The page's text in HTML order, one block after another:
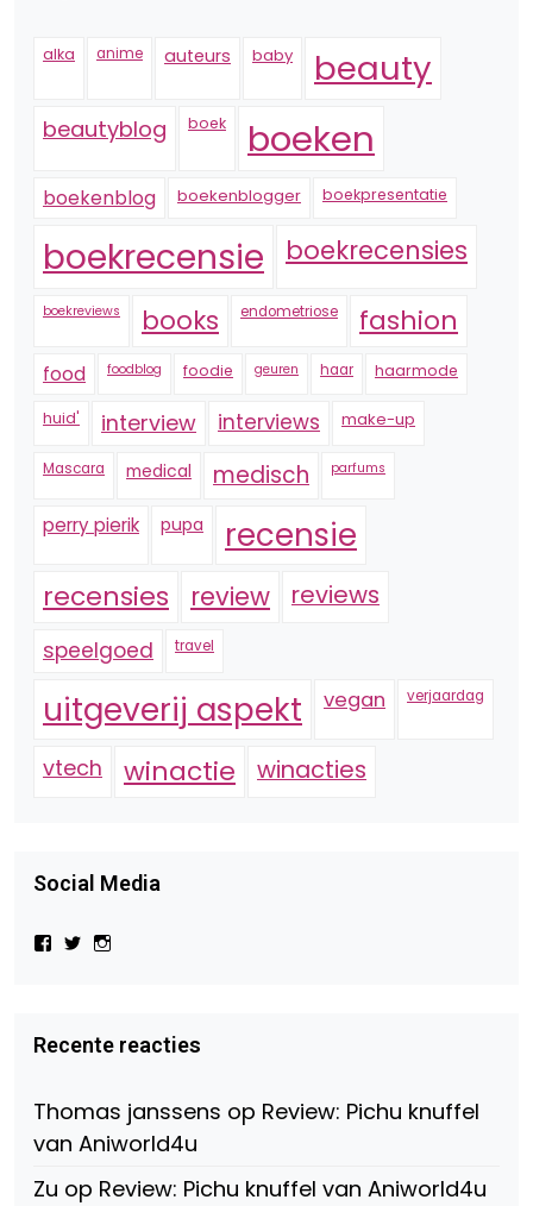
alka anime auteurs baby beauty
beautyblog boek boeken
boekenblog boekenblogger boekpresentatie
boekrecensie boekrecensies
boekreviews books endometriose fashion
food foodblog foodie geuren haar haarmode
huid' interview interviews make-up
Mascara medical medisch parfums
perry pierik pupa recensie
recensies review reviews
speelgoed travel
uitgeverij aspekt vegan verjaardag
vtech winactie winacties
Social Media
Bekijk
Beauty-
147775071915783/?
Facebook
Bekijk
op
Twitter
op
Instagram
Recente reacties
Thomas janssens op Review: Pichu knuffel
van Aniworld4u
Zu op Review: Pichu knuffel van Aniworld4u